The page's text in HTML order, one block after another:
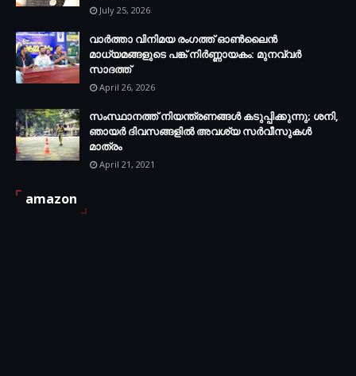
July 25, 2026
വാർത്താ വിനിമയ രംഗത്ത് ഓൺലൈൻ
മാധ്യമങ്ങളുടെ പങ്ക് നിർണ്ണായകം: മുനവ്വർ
സാദത്ത്
April 26, 2026
സംസ്ഥാനത്ത് നിയന്ത്രണങ്ങള്‍ കടുപ്പിക്കുന്നു; ശനി,
ഞായര്‍ ദിവസങ്ങളില്‍ അവശ്യ സര്‍വീസുകള്‍
മാത്രം
April 21, 2021
amazon